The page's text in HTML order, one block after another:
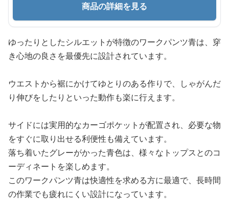
商品の詳細を見る
ゆったりとしたシルエットが特徴のワークパンツ青は、穿
き心地の良さを最優先に設計されています。
ウエストから裾にかけてゆとりのある作りで、しゃがんだ
り伸びをしたりといった動作も楽に行えます。
サイドには実用的なカーゴポケットが配置され、必要な物
をすぐに取り出せる利便性も備えています。
落ち着いたグレーがかった青色は、様々なトップスとのコ
ーディネートを楽しめます。
このワークパンツ青は快適性を求める方に最適で、長時間
の作業でも疲れにくい設計になっています。